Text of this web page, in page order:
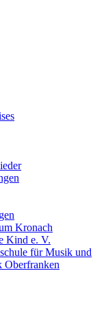
Kronach
Kind e. V.
für Musik und
Oberfranken